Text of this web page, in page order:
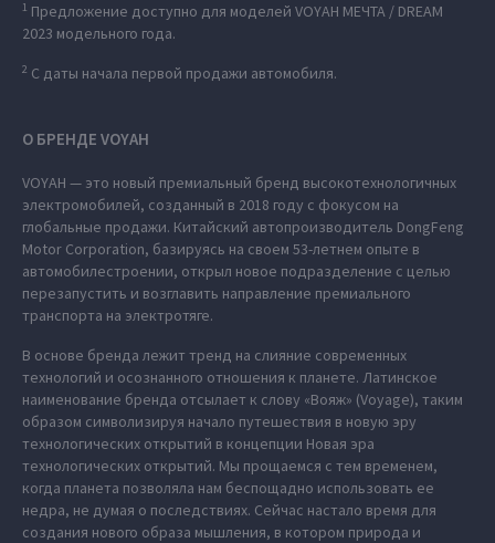
1 Предложение доступно для моделей VOYAH МЕЧТА / DREAM
2023 модельного года.
2 C даты начала первой продажи автомобиля.
О БРЕНДЕ VOYAH
VOYAH — это новый премиальный бренд высокотехнологичных
электромобилей, созданный в 2018 году с фокусом на
глобальные продажи. Китайский автопроизводитель DongFeng
Motor Corporation, базируясь на своем 53-летнем опыте в
автомобилестроении, открыл новое подразделение с целью
перезапустить и возглавить направление премиального
транспорта на электротяге.
В основе бренда лежит тренд на слияние современных
технологий и осознанного отношения к планете. Латинское
наименование бренда отсылает к слову «Вояж» (Voyage), таким
образом символизируя начало путешествия в новую эру
технологических открытий в концепции Новая эра
технологических открытий. Мы прощаемся с тем временем,
когда планета позволяла нам беспощадно использовать ее
недра, не думая о последствиях. Сейчас настало время для
создания нового образа мышления, в котором природа и